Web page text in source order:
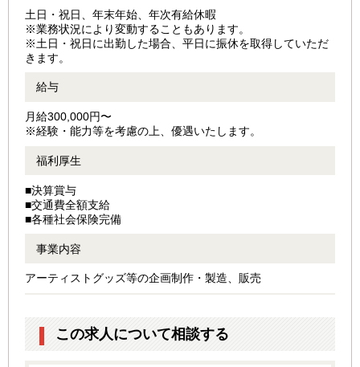
土日・祝日、年末年始、年次有給休暇
※業務状況により変動することもあります。
※土日・祝日に出勤した場合、平日に振休を取得していただ
きます。
給与
月給300,000円〜
※経験・能力等を考慮の上、優遇いたします。
福利厚生
■決算賞与
■交通費全額支給
■各種社会保険完備
事業内容
アーティストグッズ等の企画制作・製造、販売
この求人について相談する